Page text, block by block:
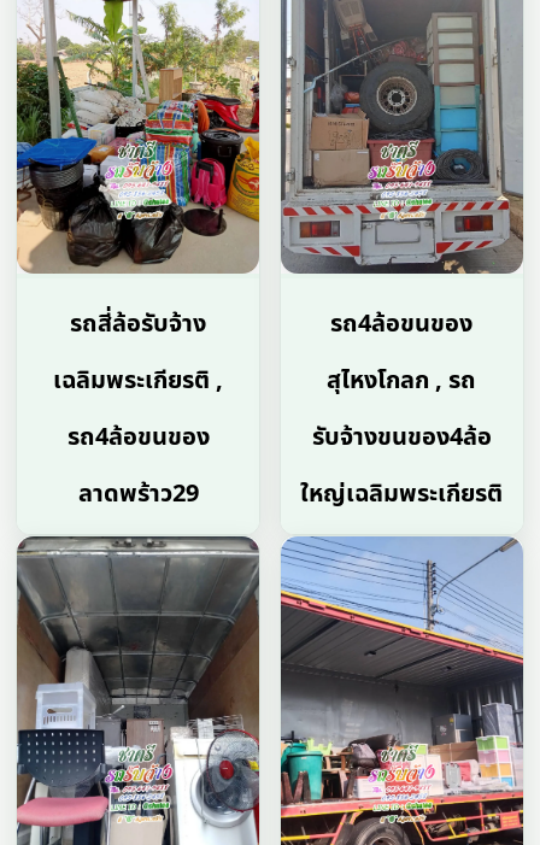
รถสี่ล้อรับจ้าง
เฉลิมพระเกียรติ ,
รถ4ล้อขนของ
ลาดพร้าว29
รถ4ล้อขนของ
สุไหงโกลก , รถ
รับจ้างขนของ4ล้อ
ใหญ่เฉลิมพระเกียรติ